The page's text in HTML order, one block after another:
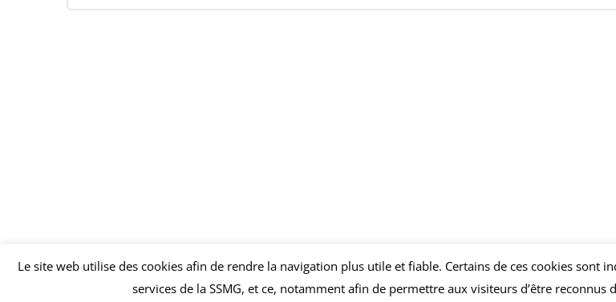
Le site web utilise des cookies afin de rendre la navigation plus utile et fiable. Certains de ces cookies sont
services de la SSMG, et ce, notamment afin de permettre aux visiteurs d’être reconnus